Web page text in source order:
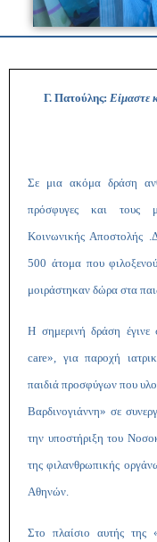
Γ. Πατούλης: Είμαστε
Σε μια ακόμα δράση
πρόσφυγες και τους
Κοινωνικής Αποστολής
500 άτομα που
μοιράστηκαν δώρα στα
Η σημερινή δράση έγινε
care», για παροχή
παιδιά προσφύγων που
Βαρδινογιάννη» σε
την υποστήριξη του
της φιλανθρωπικής
Αθηνών.
Στο πλαίσιο αυτής της